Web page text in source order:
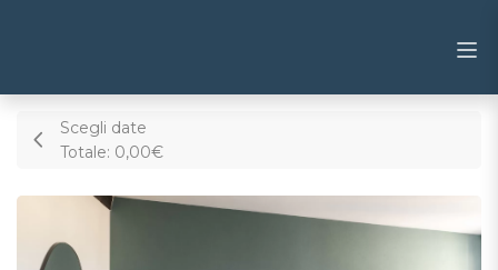
Scegli date
Totale: 0,00€